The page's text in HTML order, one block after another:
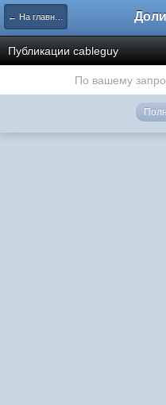
← На главную
Публикации cableguy
По вашему